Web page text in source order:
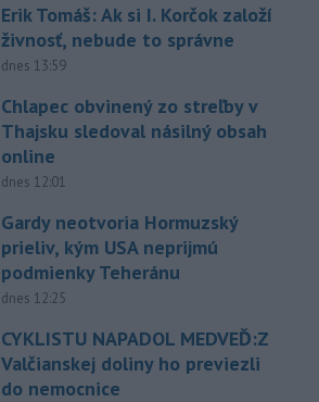
Erik Tomáš: Ak si I. Korčok založí
živnosť, nebude to správne
dnes 13:59
Chlapec obvinený zo streľby v
Thajsku sledoval násilný obsah
online
dnes 12:01
Gardy neotvoria Hormuzský
prieliv, kým USA neprijmú
podmienky Teheránu
dnes 12:25
CYKLISTU NAPADOL MEDVEĎ:Z
Valčianskej doliny ho previezli
do nemocnice